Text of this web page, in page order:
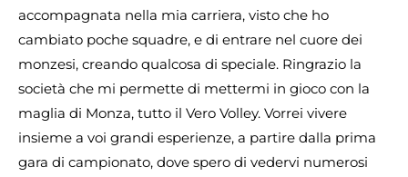
accompagnata nella mia carriera, visto che ho
cambiato poche squadre, e di entrare nel cuore dei
monzesi, creando qualcosa di speciale. Ringrazio la
società che mi permette di mettermi in gioco con la
maglia di Monza, tutto il Vero Volley. Vorrei vivere
insieme a voi grandi esperienze, a partire dalla prima
gara di campionato, dove spero di vedervi numerosi